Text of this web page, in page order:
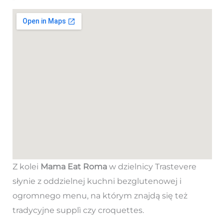
Z kolei Mama Eat Romaw dzielnicy Trastevere
słynie z oddzielnej kuchni bezglutenowej i
ogromnego menu, na którym znajdą się też
tradycyjne supplì czy croquettes.